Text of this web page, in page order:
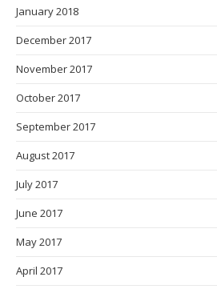
January 2018
December 2017
November 2017
October 2017
September 2017
August 2017
July 2017
June 2017
May 2017
April 2017